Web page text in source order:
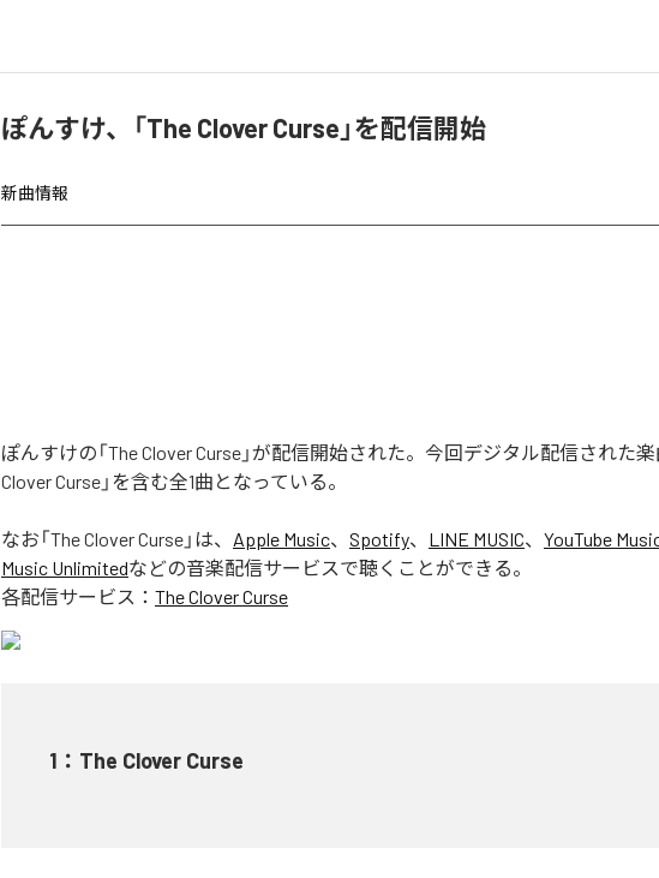
ぽんすけ、「The Clover Curse」を配信開始
新曲情報
ぽんすけの「The Clover Curse」が配信開始された。今回デジタル配信された楽
Clover Curse」を含む全1曲となっている。
なお「The Clover Curse 」は、 Apple Music、 Spotify、 LINE MUSIC、 YouTube
Music Unlimitedなどの音楽配信サービスで聴くことができる。
各配信サービス： The Clover Curse
1 ： The Clover Curse